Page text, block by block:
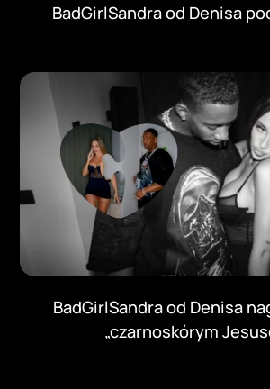
BadGirlSandra od Denisa
BadGirlSandra od Denisa
„czarnoskórym